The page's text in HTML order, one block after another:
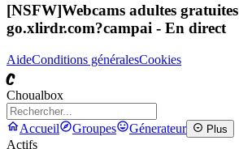
[NSFW]Webcams adultes gratuites
go.xlirdr.com?campai - En direct
AideConditions généralesCookies
C
Choualbox
Accueil Groupes Génerateur Plus
Actifs